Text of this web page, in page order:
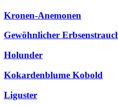
Kronen-Anemonen
Gewöhnlicher
Holunder
Kokardenblume Kobold
Liguster